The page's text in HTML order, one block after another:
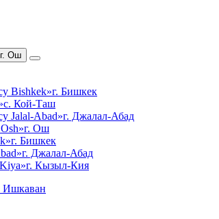
г. Ош
Bishkek»г. Бишкек
с. Кой-Таш
Jalal-Abad»г. Джалал-Абад
г. Ош
г. Бишкек
г. Джалал-Абад
г. Кызыл-Кия
Ишкаван